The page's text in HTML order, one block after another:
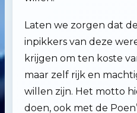
Laten we zorgen dat
inpikkers van deze
krijgen om ten koste
maar zelf rijk en
willen zijn. Het motto
doen, ook met de